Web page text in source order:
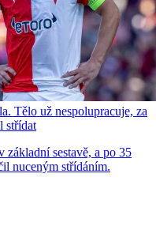
Tělo už nespolupracuje, za
střídat
sestavě, a po 35
nuceným střídáním.